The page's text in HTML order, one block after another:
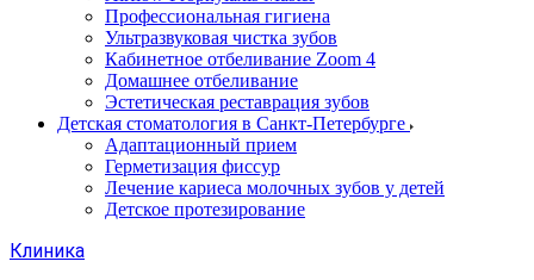
Профессиональная гигиена
Ультразвуковая чистка зубов
Кабинетное отбеливание Zoom 4
Домашнее отбеливание
Эстетическая реставрация зубов
Детская стоматология в Санкт-Петербурге
Адаптационный прием
Герметизация фиссур
Лечение кариеса молочных зубов у детей
Детское протезирование
Клиника